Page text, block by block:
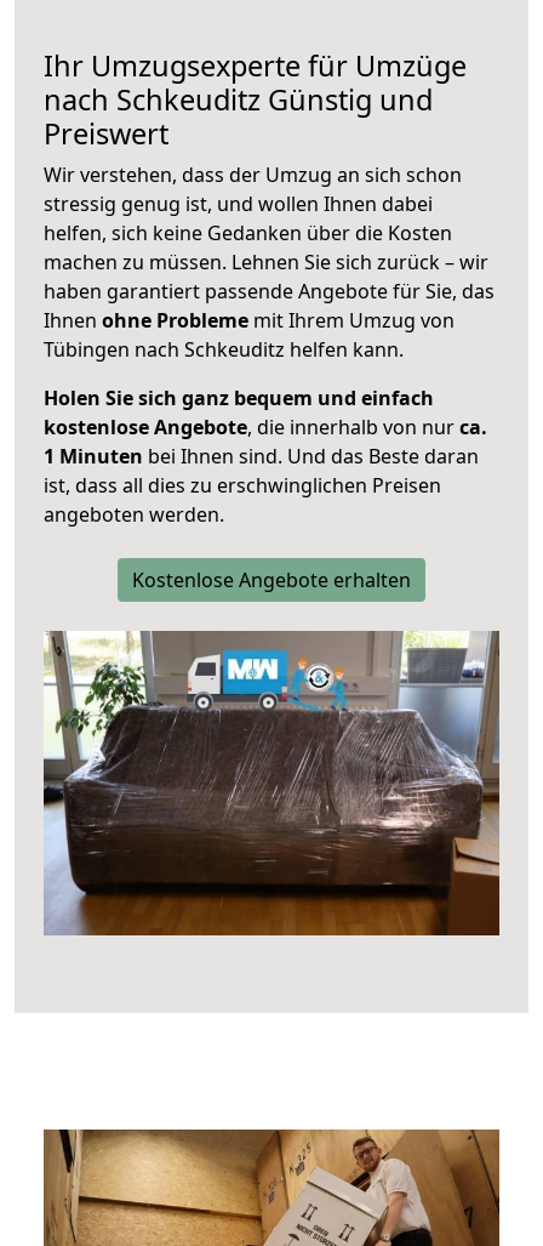
Ihr Umzugsexperte für Umzüge
nach Schkeuditz Günstig und
Preiswert
Wir verstehen, dass der Umzug an sich schon
stressig genug ist, und wollen Ihnen dabei
helfen, sich keine Gedanken über die Kosten
machen zu müssen. Lehnen Sie sich zurück – wir
haben garantiert passende Angebote für Sie, das
Ihnen ohne Probleme mit Ihrem Umzug von
Tübingen nach Schkeuditz helfen kann.
Holen Sie sich ganz bequem und einfach
kostenlose Angebote, die innerhalb von nurca.
1 Minuten bei Ihnen sind. Und das Beste daran
ist, dass all dies zu erschwinglichen Preisen
angeboten werden.
Kostenlose Angebote erhalten